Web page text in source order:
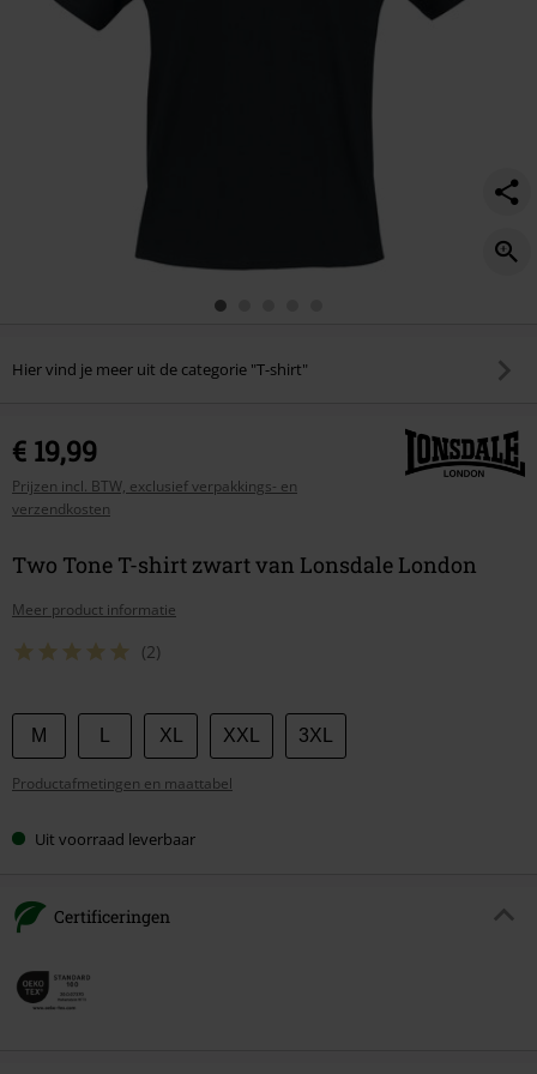
Hier vind je meer uit de categorie "T-shirt"
€ 19,99
Prijzen incl. BTW, exclusief verpakkings- en
verzendkosten
Two Tone T-shirt zwart van Lonsdale London
Meer product informatie
(2)
Kies
je
maat
M XL XXL 3XL
Productafmetingen en maattabel
Uit voorraad leverbaar
Certificeringen